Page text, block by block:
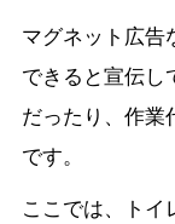
マグネット広告
できると宣伝し
だったり、作業
です。
ここでは、ト